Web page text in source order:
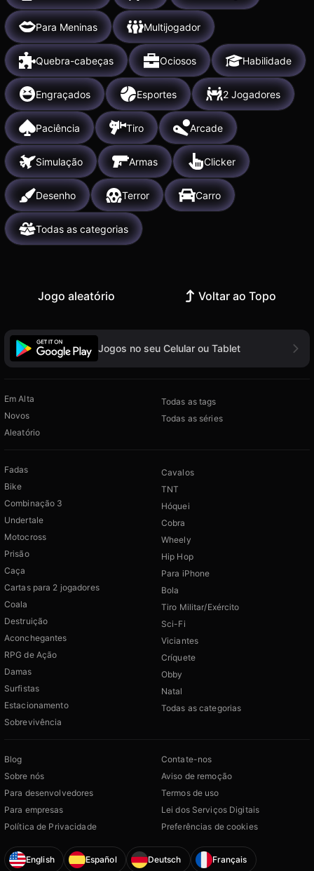
Para Meninas Multijogador
Quebra-cabeças Ociosos Habilidade
Engraçados Esportes 2 Jogadores
Paciência Tiro Arcade
Simulação Armas Clicker
Desenho Terror Carro
Todas as categorias
Jogo aleatório Voltar ao Topo
Jogos no seu Celular ou Tablet
Em Alta
Novos
Aleatório
Todas as tags
Todas as séries
Fadas
Bike
Combinação 3
Undertale
Motocross
Prisão
Caça
Cartas para 2 jogadores
Coala
Destruição
Aconchegantes
RPG de Ação
Damas
Surfistas
Estacionamento
Sobrevivência
Cavalos
TNT
Hóquei
Cobra
Wheely
Hip Hop
Para iPhone
Bola
Tiro Militar/Exército
Sci-Fi
Viciantes
Críquete
Obby
Natal
Todas as categorias
Blog
Sobre nós
Para desenvolvedores
Para empresas
Política de Privacidade
Contate-nos
Aviso de remoção
Termos de uso
Lei dos Serviços Digitais
Preferências de cookies
English Español Deutsch Français